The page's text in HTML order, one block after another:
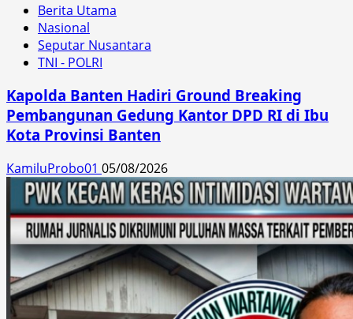
Berita Utama
Nasional
Seputar Nusantara
TNI - POLRI
Kapolda Banten Hadiri Ground Breaking
Pembangunan Gedung Kantor DPD RI di Ibu
Kota Provinsi Banten
KamiluProbo01 05/08/2026